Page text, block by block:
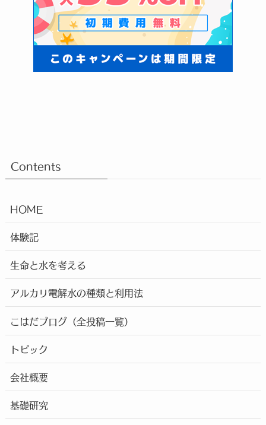
Contents
HOME
体験記
生命と水を考える
アルカリ電解水の種類と利用法
こはだブログ（全投稿一覧）
トピック
会社概要
基礎研究